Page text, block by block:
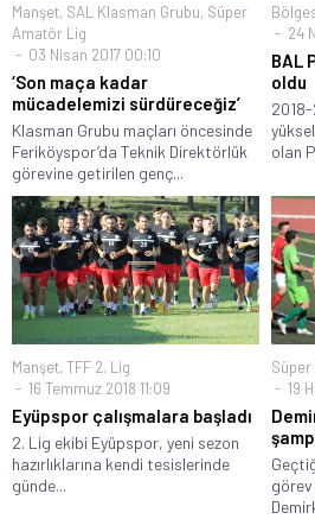
Manşet, SAL Klasman Grubu, Süper
Amatör Lig
03 Nisan 2017 00:10
‘Son maça kadar
mücadelemizi sürdüreceğiz’
Klasman Grubu maçları öncesinde
Feriköyspor’da Teknik Direktörlük
görevine getirilen genç...
24
BAL
oldu
olan
Manşet, TFF 2. Lig
16 Temmuz 2018 11:09
Eyüpspor çalışmalara başladı
2. Lig ekibi Eyüpspor, yeni sezon
hazırlıklarına kendi tesislerinde
günde...
19